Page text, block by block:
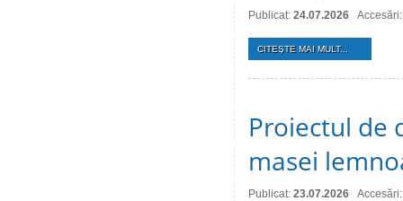
Publicat: 24.07.2026
CITEŞTE MAI MULT...
Proiectul de
masei
Publicat: 23.07.2026